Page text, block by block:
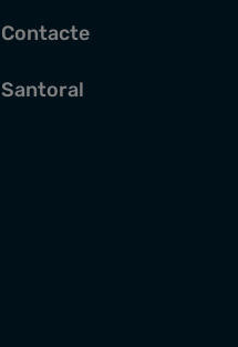
Contacte
Santoral